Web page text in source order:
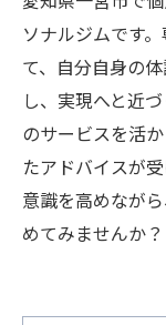
ソナルジムです
て、自分自身の
し、実現へと近
のサービスを活
たアドバイスが
意識を高めなが
めてみませんか？